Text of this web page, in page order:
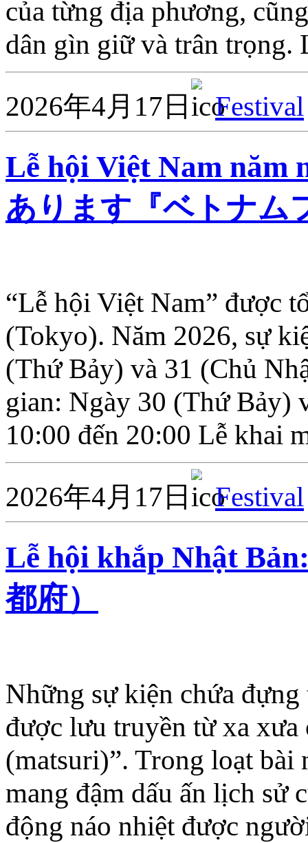
của từng địa phương,
dân gìn giữ và trân
2026年4月17日
Festival
Lễ hội Việt Nam năm
あります『ベトナム
“Lễ hội Việt Nam” được
(Tokyo). Năm 2026, sự
(Thứ Bảy) và 31 (Chủ
gian: Ngày 30 (Thứ Bảy)
10:00 đến 20:00 Lễ khai
2026年4月17日
Festival
Lễ hội khắp Nhật
都府）
Những sự kiện chứa
được lưu truyền từ xa
(matsuri)”. Trong loạt bài
mang đậm dấu ấn lịch sử
động náo nhiệt được